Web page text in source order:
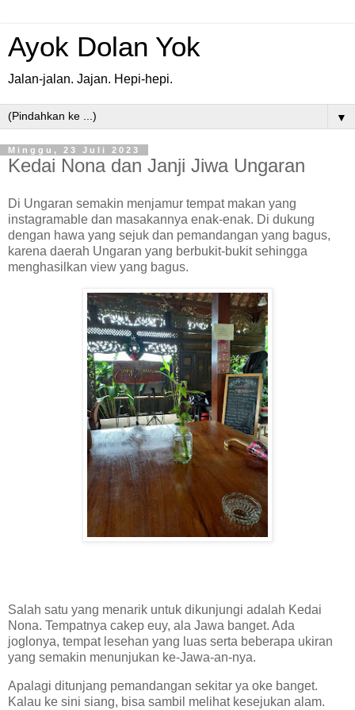
Ayok Dolan Yok
Jalan-jalan. Jajan. Hepi-hepi.
▼
Minggu, 23 Juli 2023
Kedai Nona dan Janji Jiwa Ungaran
Di Ungaran semakin menjamur tempat makan yang
instagramable dan masakannya enak-enak. Di dukung
dengan hawa yang sejuk dan pemandangan yang bagus,
karena daerah Ungaran yang berbukit-bukit sehingga
menghasilkan view yang bagus.
Salah satu yang menarik untuk dikunjungi adalah Kedai
Nona. Tempatnya cakep euy, ala Jawa banget. Ada
joglonya, tempat lesehan yang luas serta beberapa ukiran
yang semakin menunjukan ke-Jawa-an-nya.
Apalagi ditunjang pemandangan sekitar ya oke banget.
Kalau ke sini siang, bisa sambil melihat kesejukan alam.